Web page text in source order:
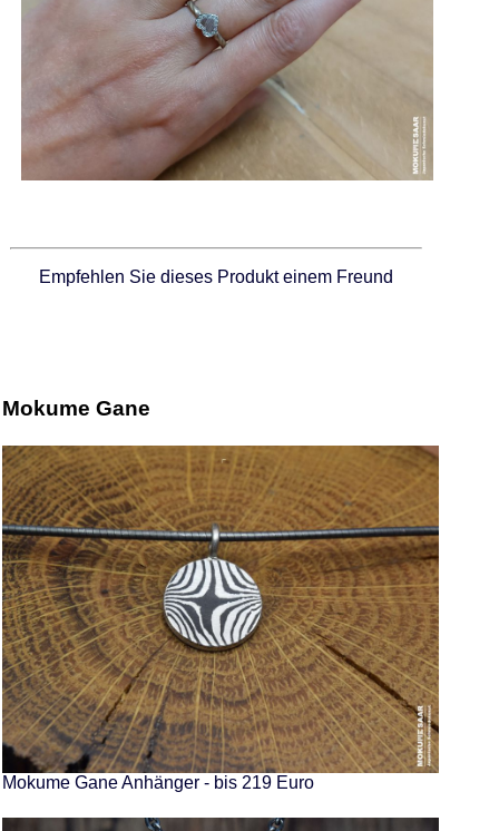
Empfehlen Sie dieses Produkt einem Freund
Mokume Gane
Mokume Gane Anhänger - bis 219 Euro